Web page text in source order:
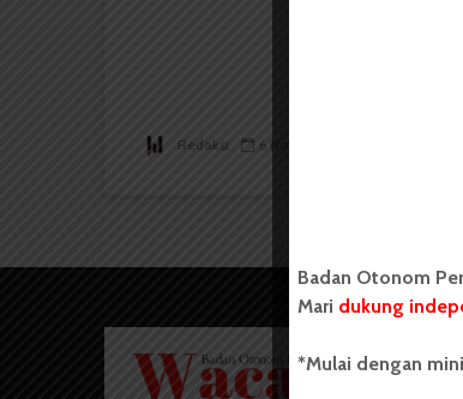
Redaksi 6 November 2014
Badan Otonom
Mari dukung
*Mulai dengan